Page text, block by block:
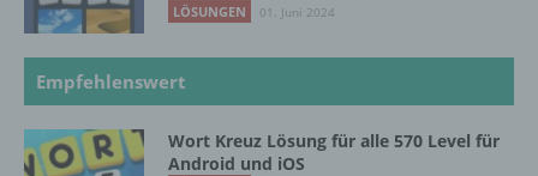
LÖSUNGEN 01. Juni 2024
Empfehlenswert
Wort Kreuz Lösung für alle 570 Level für
Android und iOS
lesbar und verständlich sein. Um dies zu
unter anderem die folgenden Begriffe: